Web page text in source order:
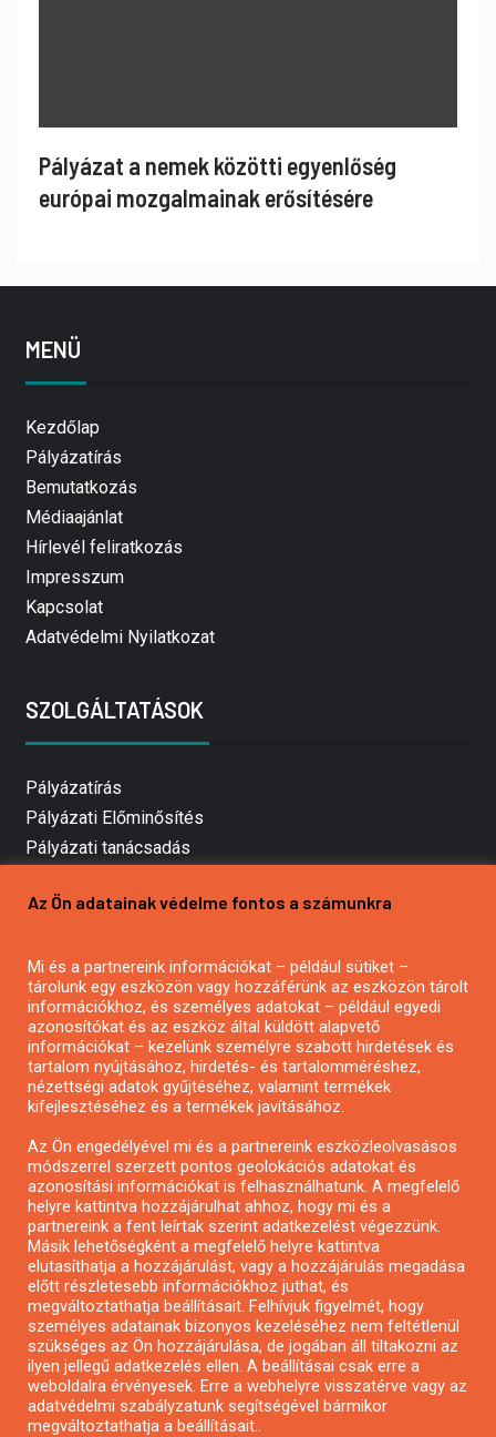
Pályázat a nemek közötti egyenlőség
európai mozgalmainak erősítésére
MENÜ
Kezdőlap
Pályázatírás
Bemutatkozás
Médiaajánlat
Hírlevél feliratkozás
Impresszum
Kapcsolat
Adatvédelmi Nyilatkozat
SZOLGÁLTATÁSOK
Pályázatírás
Pályázati Előminősítés
Pályázati tanácsadás
Mezőgazdasági pályázatírás
Pályázatírás civil szervezeteknek
Pályázatírás önkormányzatoknak
Pályázatfigyelés
Specifikus pályázatfigyelés vagy hírlevél
Pályázatok magánszemélyeknek
Pályázatok civil szervezeteknek
Pályázatok vállalkozásoknak
Önkormányzati pályázatok
Mezőgazdasági pályázatok
Falusi turizmus pályázatok
Napelem pályázatok
GINOP pályázatok
Az Ön adatainak védelme fontos a számunkra
Mi és a partnereink információkat – például sütiket –
tárolunk egy eszközön vagy hozzáférünk az eszközön tárolt
információkhoz, és személyes adatokat – például egyedi
azonosítókat és az eszköz által küldött alapvető
információkat – kezelünk személyre szabott hirdetések és
tartalom nyújtásához, hirdetés- és tartalomméréshez,
nézettségi adatok gyűjtéséhez, valamint termékek
kifejlesztéséhez és a termékek javításához.
Az Ön engedélyével mi és a partnereink eszközleolvasásos
módszerrel szerzett pontos geolokációs adatokat és
azonosítási információkat is felhasználhatunk. A megfelelő
helyre kattintva hozzájárulhat ahhoz, hogy mi és a
partnereink a fent leírtak szerint adatkezelést végezzünk.
Másik lehetőségként a megfelelő helyre kattintva
elutasíthatja a hozzájárulást, vagy a hozzájárulás megadása
előtt részletesebb információkhoz juthat, és
megváltoztathatja beállításait. Felhívjuk figyelmét, hogy
személyes adatainak bizonyos kezeléséhez nem feltétlenül
szükséges az Ön hozzájárulása, de jogában áll tiltakozni az
ilyen jellegű adatkezelés ellen. A beállításai csak erre a
weboldalra érvényesek. Erre a webhelyre visszatérve vagy az
adatvédelmi szabályzatunk segítségével bármikor
megváltoztathatja a beállításait..